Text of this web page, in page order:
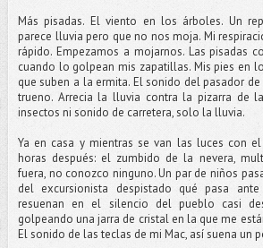
Más pisadas. El viento en los árboles. Un
parece lluvia pero que no nos moja. Mi
rápido. Empezamos a mojarnos. Las pisadas
cuando lo golpean mis zapatillas. Mis pies en
que suben a la ermita. El sonido del pasador
trueno. Arrecia la lluvia contra la pizarra de
insectos ni sonido de carretera, solo la lluvia.
Ya en casa y mientras se van las luces con
horas después: el zumbido de la nevera,
fuera, no conozco ninguno. Un par de niños
del excursionista despistado qué pasa
resuenan en el silencio del pueblo casi
golpeando una jarra de cristal en la que me
El sonido de las teclas de mi Mac, así suena un